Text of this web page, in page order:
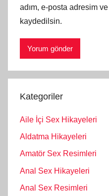
adım, e-posta adresim
kaydedilsin.
Kategoriler
Aile İçi Sex Hikayeleri
Aldatma Hikayeleri
Amatör Sex Resimleri
Anal Sex Hikayeleri
Anal Sex Resimleri